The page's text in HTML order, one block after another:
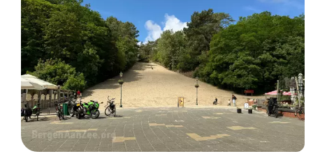
Parken
Reisebuchshop
Medizin
Adressen
Region
Nordholland